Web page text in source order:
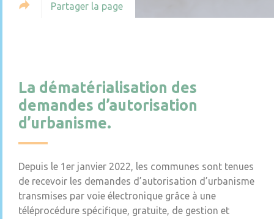
Partager la page
La dématérialisation des
demandes d’autorisation
d’urbanisme.
Depuis le 1er janvier 2022, les communes sont tenues
de recevoir les demandes d’autorisation d’urbanisme
transmises par voie électronique grâce à une
téléprocédure spécifique, gratuite, de gestion et